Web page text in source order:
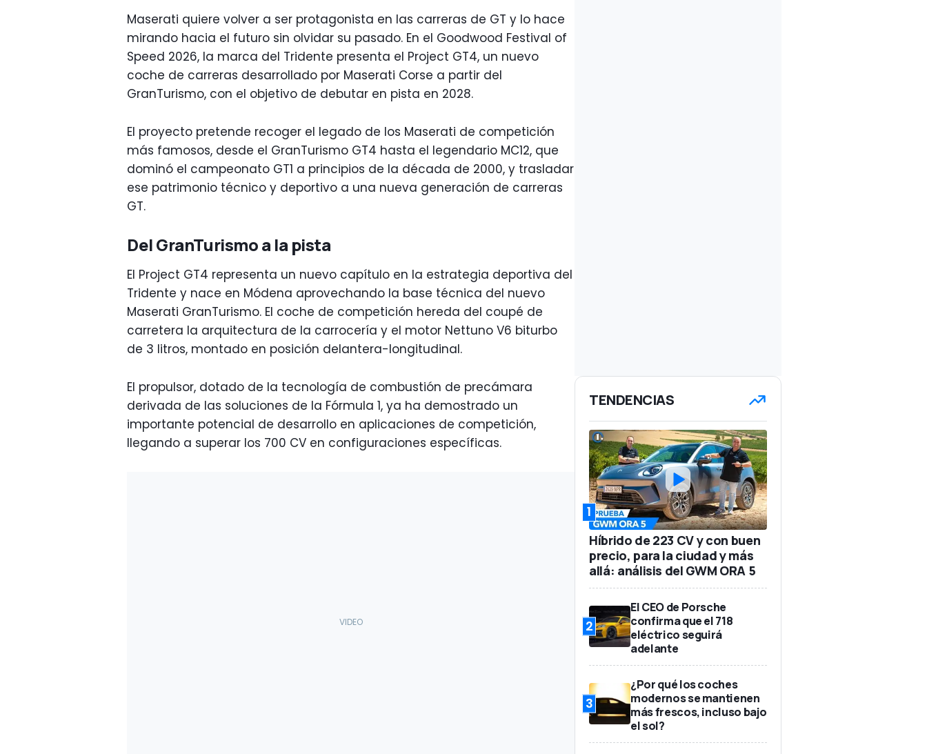
Maserati quiere volver a ser protagonista en las carreras de GT y lo hace
mirando hacia el futuro sin olvidar su pasado. En el Goodwood Festival of
Speed 2026, la marca del Tridente presenta el Project GT4, un nuevo
coche de carreras desarrollado por Maserati Corse a partir del
GranTurismo, con el objetivo de debutar en pista en 2028.
El proyecto pretende recoger el legado de los Maserati de competición
más famosos, desde el GranTurismo GT4 hasta el legendario MC12, que
dominó el campeonato GT1 a principios de la década de 2000, y trasladar
ese patrimonio técnico y deportivo a una nueva generación de carreras
GT.
Del GranTurismo a la pista
El Project GT4 representa un nuevo capítulo en la estrategia deportiva del
Tridente y nace en Módena aprovechando la base técnica del nuevo
Maserati GranTurismo. El coche de competición hereda del coupé de
carretera la arquitectura de la carrocería y el motor Nettuno V6 biturbo
de 3 litros, montado en posición delantera-longitudinal.
El propulsor, dotado de la tecnología de combustión de precámara
derivada de las soluciones de la Fórmula 1, ya ha demostrado un
importante potencial de desarrollo en aplicaciones de competición,
llegando a superar los 700 CV en configuraciones específicas.
TENDENCIAS
1
Híbrido de 223 CV y con buen
precio, para la ciudad y más
allá: análisis del GWM ORA 5
2
El CEO de Porsche
confirma que el 718
eléctrico seguirá
adelante
3
¿Por qué los coches
modernos se mantienen
más frescos, incluso bajo
el sol?